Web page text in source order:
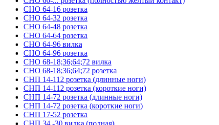
СНО 64-16 розетка
СНО 64-32 розетка
СНО 64-48 розетка
СНО 64-64 розетка
СНО 64-96 вилка
СНО 64-96 розетка
СНО 68-18;36;64;72 вилка
СНО 68-18;36;64;72 розетка
СНП 14-112 розетка (длинные ноги)
СНП 14-112 розетка (короткие ноги)
СНП 14-72 розетка (длинные ноги)
СНП 14-72 розетка (короткие ноги)
СНП 17-52 розетка
СНП 34 -30 вилка (полная)